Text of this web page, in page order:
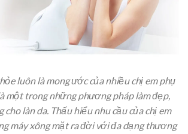
luôn là mong ước của nhiều chị em phụ
một trong những phương pháp làm đẹp,
cho làn da. Thấu hiểu nhu cầu của chị em
máy xông mặt ra đời với đa dạng thương